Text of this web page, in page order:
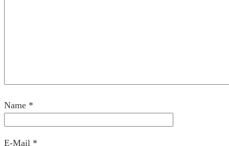
Name *
E-Mail *